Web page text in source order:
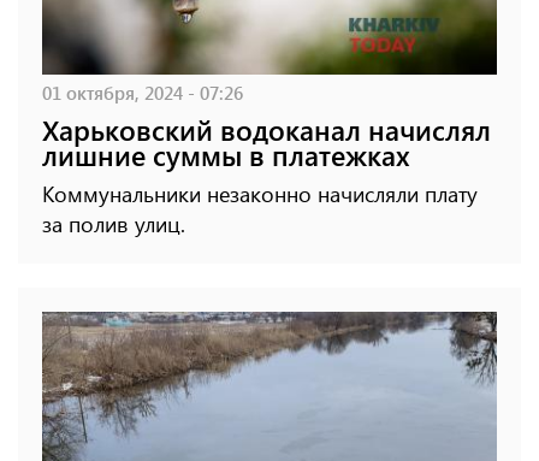
01 октября, 2024 - 07:26
Харьковский водоканал начислял
лишние суммы в платежках
Коммунальники незаконно начисляли плату
за полив улиц.